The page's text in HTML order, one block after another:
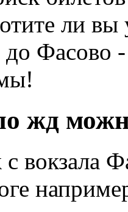
ли вы
до
жд
с вокзала